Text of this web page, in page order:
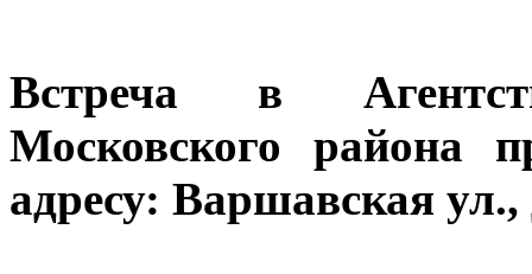
Встреча в
Московского района
адресу: Варшавская ул.,